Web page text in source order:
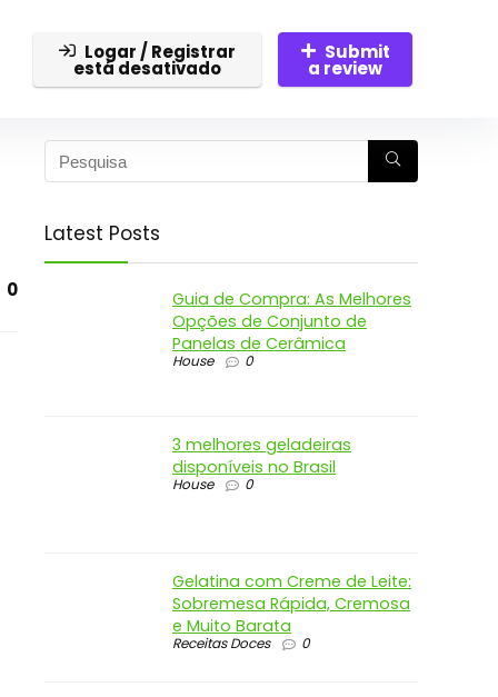
Logar / Registrar
está desativado
Submit
a review
0
Latest Posts
Guia de Compra: As Melhores
Opções de Conjunto de
Panelas de Cerâmica
House 0
3 melhores geladeiras
disponíveis no Brasil
House 0
Gelatina com Creme de Leite:
Sobremesa Rápida, Cremosa
e Muito Barata
Receitas Doces 0